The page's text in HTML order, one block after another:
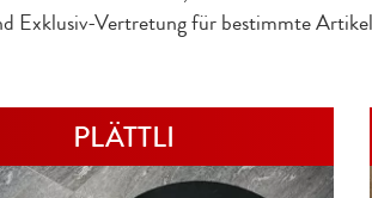
Exklusiv-Vertretung für bestimmte
PLÄTTLI